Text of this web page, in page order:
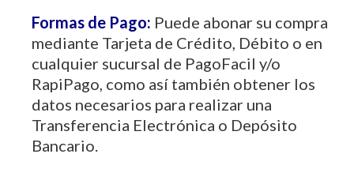
Formas de Pago: Puede abonar su compra
mediante Tarjeta de Crédito, Débito o en
cualquier sucursal de PagoFacil y/o
RapiPago, como así también obtener los
datos necesarios para realizar una
Transferencia Electrónica o Depósito
Bancario.